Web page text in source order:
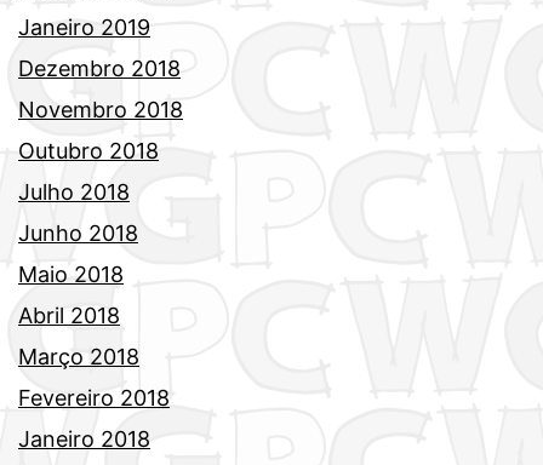
Janeiro 2019
Dezembro 2018
Novembro 2018
Outubro 2018
Julho 2018
Junho 2018
Maio 2018
Abril 2018
Março 2018
Fevereiro 2018
Janeiro 2018